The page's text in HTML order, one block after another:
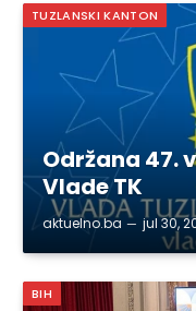
TUZLANSKI KANTON
Održana 47.
Vlade TK
aktuelno.ba jul 30,
BIH